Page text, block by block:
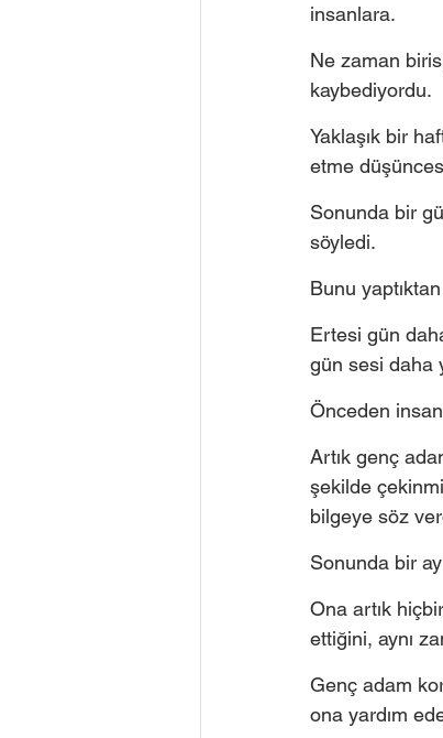
insanlara.
Ne zaman
kaybediyordu.
Yaklaşık bir
etme
Sonunda bir
söyledi.
Bunu
Ertesi gün
gün sesi daha
Önceden
Artık genç
şekilde
bilgeye söz
Sonunda bir
Ona artık
ettiğini, aynı
Genç adam
ona yardım